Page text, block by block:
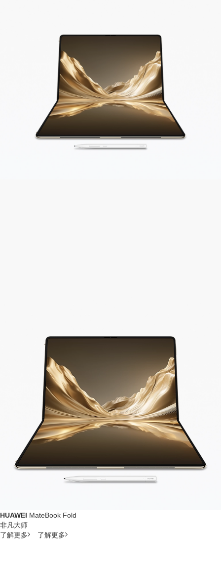
HUAWEI MateBook Fold
非凡大师
了解更多
了解更多